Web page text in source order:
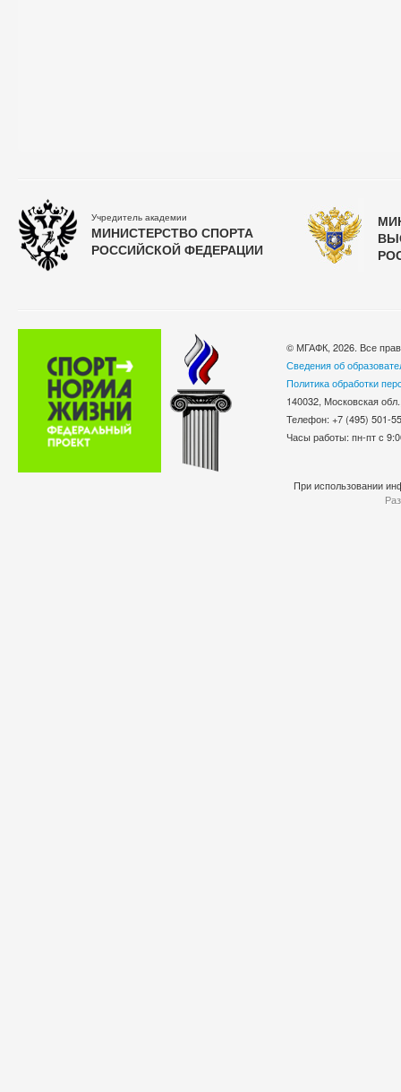
Учредитель академии
МИНИСТЕРСТВО СПОРТА
РОССИЙСКОЙ ФЕДЕРАЦИИ
© МГАФК, 2026. Все
Сведения об
Политика обработки
140032, Московская
Телефон: +7 (495)
Часы работы: пн-пт с
При использовании